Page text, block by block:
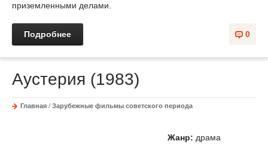
приземленными делами.
0
Подробнее
Аустерия (1983)
Главная / Зарубежные фильмы советского периода
Жанр: драма